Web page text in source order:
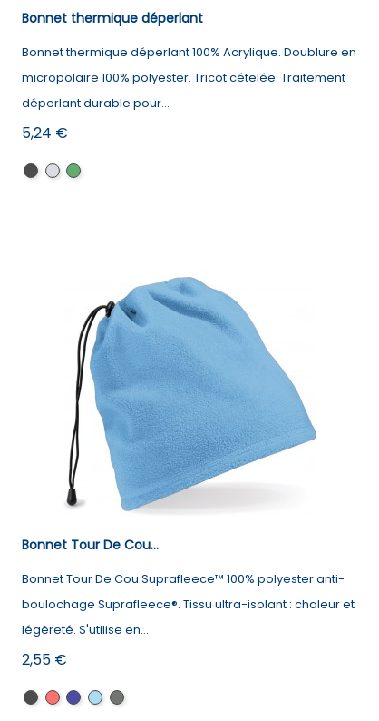
Bonnet thermique déperlant
Bonnet thermique déperlant 100% Acrylique. Doublure en
micropolaire 100% polyester. Tricot cételée. Traitement
déperlant durable pour...
Prix
5,24 €
BlackGraphite
Olive
Bonnet Tour De Cou...
Bonnet Tour De Cou Suprafleece™ 100% polyester anti-
boulochage Suprafleece®. Tissu ultra-isolant : chaleur et
légèreté. S'utilise en...
Prix
2,55 €
BlackClassic
French
SkyCharcoal